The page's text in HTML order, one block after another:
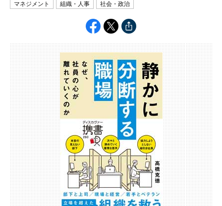
マネジメント 組織・人事 社会・政治